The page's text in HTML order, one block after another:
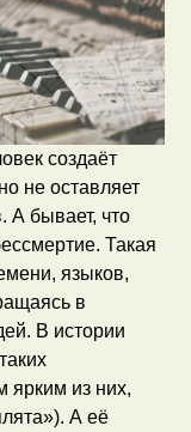
создаёт
не оставляет
А бывает, что
Такая
языков,
в
В истории
ярким из них,
А её